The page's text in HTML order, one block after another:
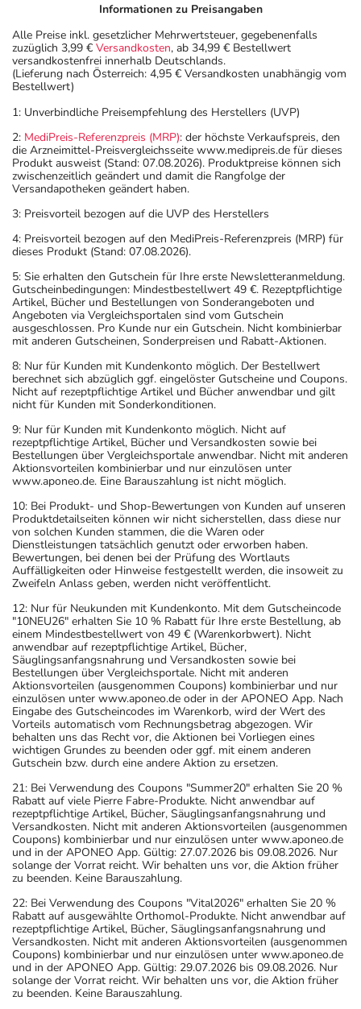
Informationen zu Preisangaben
Alle Preise inkl. gesetzlicher Mehrwertsteuer, gegebenenfalls
zuzüglich 3,99 € Versandkosten, ab 34,99 € Bestellwert
versandkostenfrei innerhalb Deutschlands.
(Lieferung nach Österreich: 4,95 € Versandkosten unabhängig vom
Bestellwert)
1: Unverbindliche Preisempfehlung des Herstellers (UVP)
2: MediPreis-Referenzpreis (MRP): der höchste Verkaufspreis, den
die Arzneimittel-Preisvergleichsseite www.medipreis.de für dieses
Produkt ausweist (Stand: 07.08.2026). Produktpreise können sich
zwischenzeitlich geändert und damit die Rangfolge der
Versandapotheken geändert haben.
3: Preisvorteil bezogen auf die UVP des Herstellers
4: Preisvorteil bezogen auf den MediPreis-Referenzpreis (MRP) für
dieses Produkt (Stand: 07.08.2026).
5: Sie erhalten den Gutschein für Ihre erste Newsletteranmeldung.
Gutscheinbedingungen: Mindestbestellwert 49 €. Rezeptpflichtige
Artikel, Bücher und Bestellungen von Sonderangeboten und
Angeboten via Vergleichsportalen sind vom Gutschein
ausgeschlossen. Pro Kunde nur ein Gutschein. Nicht kombinierbar
mit anderen Gutscheinen, Sonderpreisen und Rabatt-Aktionen.
8: Nur für Kunden mit Kundenkonto möglich. Der Bestellwert
berechnet sich abzüglich ggf. eingelöster Gutscheine und Coupons.
Nicht auf rezeptpflichtige Artikel und Bücher anwendbar und gilt
nicht für Kunden mit Sonderkonditionen.
9: Nur für Kunden mit Kundenkonto möglich. Nicht auf
rezeptpflichtige Artikel, Bücher und Versandkosten sowie bei
Bestellungen über Vergleichsportale anwendbar. Nicht mit anderen
Aktionsvorteilen kombinierbar und nur einzulösen unter
www.aponeo.de. Eine Barauszahlung ist nicht möglich.
10: Bei Produkt- und Shop-Bewertungen von Kunden auf unseren
Produktdetailseiten können wir nicht sicherstellen, dass diese nur
von solchen Kunden stammen, die die Waren oder
Dienstleistungen tatsächlich genutzt oder erworben haben.
Bewertungen, bei denen bei der Prüfung des Wortlauts
Auffälligkeiten oder Hinweise festgestellt werden, die insoweit zu
Zweifeln Anlass geben, werden nicht veröffentlicht.
12: Nur für Neukunden mit Kundenkonto. Mit dem Gutscheincode
"10NEU26" erhalten Sie 10 % Rabatt für Ihre erste Bestellung, ab
einem Mindestbestellwert von 49 € (Warenkorbwert). Nicht
anwendbar auf rezeptpflichtige Artikel, Bücher,
Säuglingsanfangsnahrung und Versandkosten sowie bei
Bestellungen über Vergleichsportale. Nicht mit anderen
Aktionsvorteilen (ausgenommen Coupons) kombinierbar und nur
einzulösen unter www.aponeo.de oder in der APONEO App. Nach
Eingabe des Gutscheincodes im Warenkorb, wird der Wert des
Vorteils automatisch vom Rechnungsbetrag abgezogen. Wir
behalten uns das Recht vor, die Aktionen bei Vorliegen eines
wichtigen Grundes zu beenden oder ggf. mit einem anderen
Gutschein bzw. durch eine andere Aktion zu ersetzen.
21: Bei Verwendung des Coupons "Summer20" erhalten Sie 20 %
Rabatt auf viele Pierre Fabre-Produkte. Nicht anwendbar auf
rezeptpflichtige Artikel, Bücher, Säuglingsanfangsnahrung und
Versandkosten. Nicht mit anderen Aktionsvorteilen (ausgenommen
Coupons) kombinierbar und nur einzulösen unter www.aponeo.de
und in der APONEO App. Gültig: 27.07.2026 bis 09.08.2026. Nur
solange der Vorrat reicht. Wir behalten uns vor, die Aktion früher
zu beenden. Keine Barauszahlung.
22: Bei Verwendung des Coupons "Vital2026" erhalten Sie 20 %
Rabatt auf ausgewählte Orthomol-Produkte. Nicht anwendbar auf
rezeptpflichtige Artikel, Bücher, Säuglingsanfangsnahrung und
Versandkosten. Nicht mit anderen Aktionsvorteilen (ausgenommen
Coupons) kombinierbar und nur einzulösen unter www.aponeo.de
und in der APONEO App. Gültig: 29.07.2026 bis 09.08.2026. Nur
solange der Vorrat reicht. Wir behalten uns vor, die Aktion früher
zu beenden. Keine Barauszahlung.